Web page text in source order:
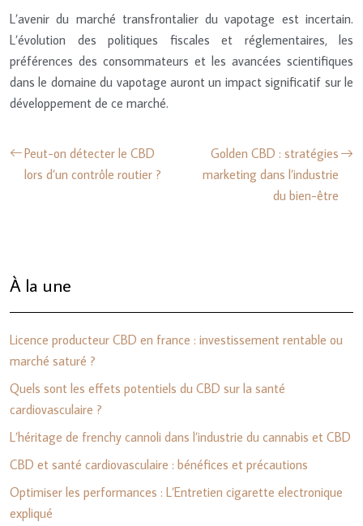
L’avenir du marché transfrontalier du vapotage est incertain.
L’évolution des politiques fiscales et réglementaires, les
préférences des consommateurs et les avancées scientifiques
dans le domaine du vapotage auront un impact significatif sur le
développement de ce marché.
Peut-on détecter le CBD
lors d’un contrôle routier ?
Golden CBD : stratégies
marketing dans l’industrie
du bien-être
À la une
Licence producteur CBD en france : investissement rentable ou
marché saturé ?
Quels sont les effets potentiels du CBD sur la santé
cardiovasculaire ?
L’héritage de frenchy cannoli dans l’industrie du cannabis et CBD
CBD et santé cardiovasculaire : bénéfices et précautions
Optimiser les performances : L’Entretien cigarette electronique
expliqué